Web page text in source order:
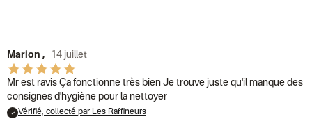
Marion , 14 juillet
Mr est ravis Ça fonctionne très bien Je trouve juste qu'il manque des
consignes d'hygiène pour la nettoyer
Vérifié, collecté par Les Raffineurs